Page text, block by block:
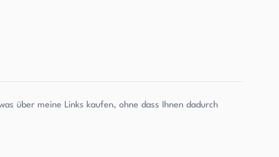
über meine Links kaufen, ohne dass Ihnen dadurch